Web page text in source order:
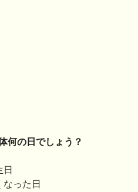
何の日でしょう？
った日